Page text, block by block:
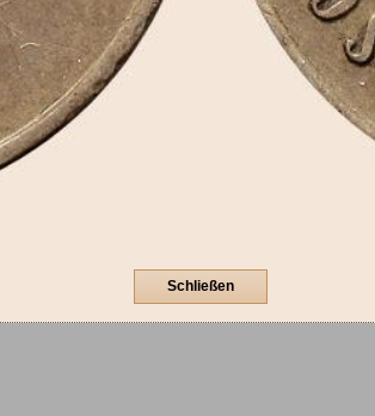
Schließen